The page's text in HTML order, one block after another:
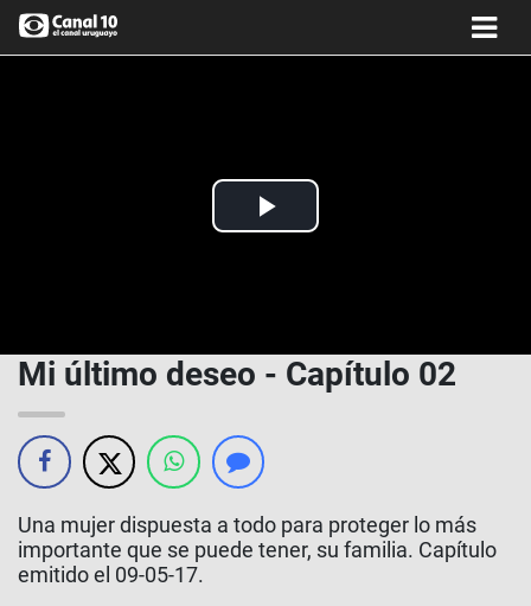
Play
Mi último deseo - Capítulo 02
Una mujer dispuesta a todo para proteger lo más
importante que se puede tener, su familia. Capítulo
emitido el 09-05-17.